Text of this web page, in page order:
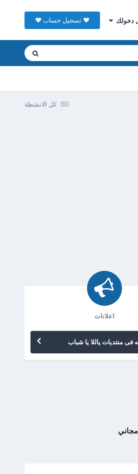
دخولك ♥ تسجيل حساب ♥
كل الانشطة
اعلانات
فى منتديات ياللا يا شباب